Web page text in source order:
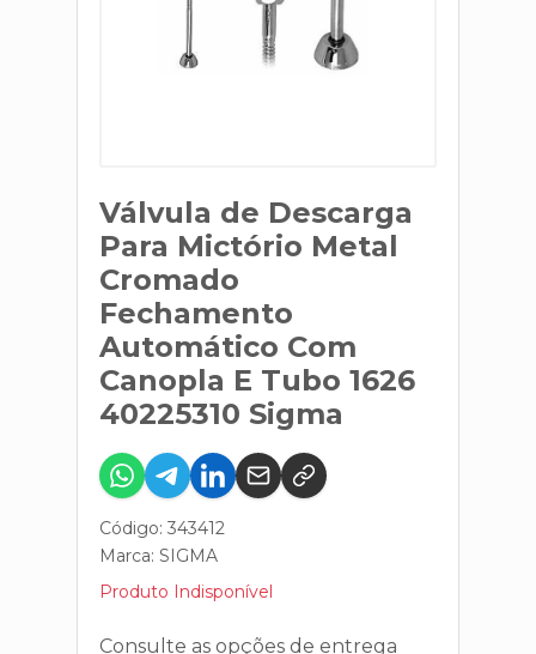
Válvula de Descarga
Para Mictório Metal
Cromado
Fechamento
Automático Com
Canopla E Tubo 1626
40225310 Sigma
Código: 343412
Marca: SIGMA
Produto Indisponível
Consulte as opções de entrega